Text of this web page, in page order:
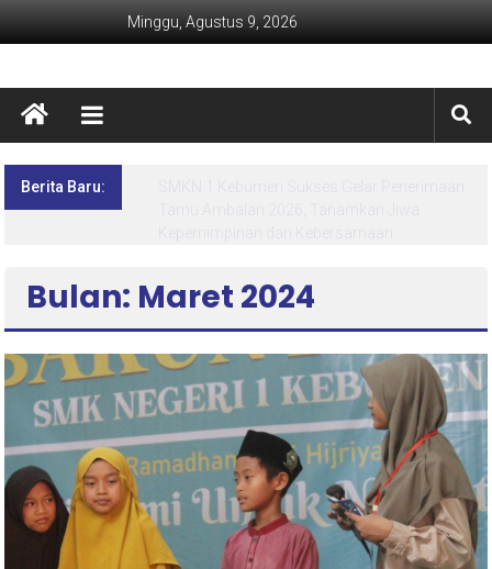
Minggu, Agustus 9, 2026
Berita Baru:
Bulan: Maret 2024